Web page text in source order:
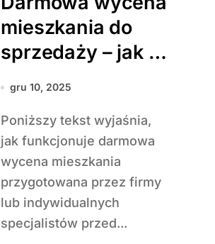
mieszkania do
sprzedaży – jak to
działa
gru 10, 2025
Poniższy tekst wyjaśnia,
jak funkcjonuje darmowa
wycena mieszkania
przygotowana przez firmy
lub indywidualnych
specjalistów przed...